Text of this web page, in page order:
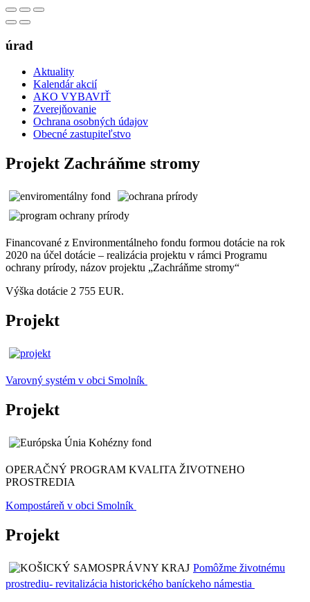
úrad
Aktuality
Kalendár akcií
AKO VYBAVIŤ
Zverejňovanie
Ochrana osobných údajov
Obecné zastupiteľstvo
Projekt Zachráňme stromy
Financované z Environmentálneho fondu formou dotácie na rok
2020 na účel dotácie – realizácia projektu v rámci Programu
ochrany prírody, názov projektu „Zachráňme stromy“
Výška dotácie 2 755 EUR.
Projekt
Varovný systém v obci Smolník
Projekt
OPERAČNÝ PROGRAM KVALITA ŽIVOTNEHO
PROSTREDIA
Kompostáreň v obci Smolník
Projekt
Pomôžme životnému
prostrediu- revitalizácia historického baníckeho námestia